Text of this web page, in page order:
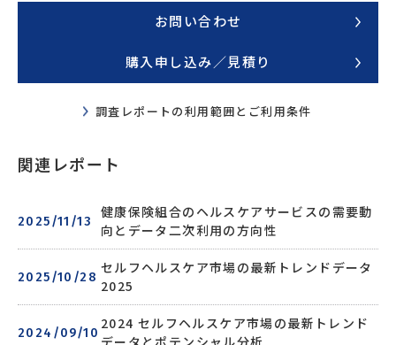
お問い合わせ
購入申し込み／見積り
調査レポートの利用範囲とご利用条件
関連レポート
2025/11/13
健康保険組合のヘルスケアサービスの需要動
向とデータ二次利用の方向性
2025/10/28
セルフヘルスケア市場の最新トレンドデータ
2025
2024/09/10
2024 セルフヘルスケア市場の最新トレンド
データとポテンシャル分析